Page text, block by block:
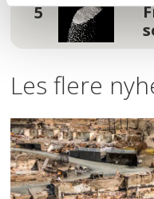
Les flere